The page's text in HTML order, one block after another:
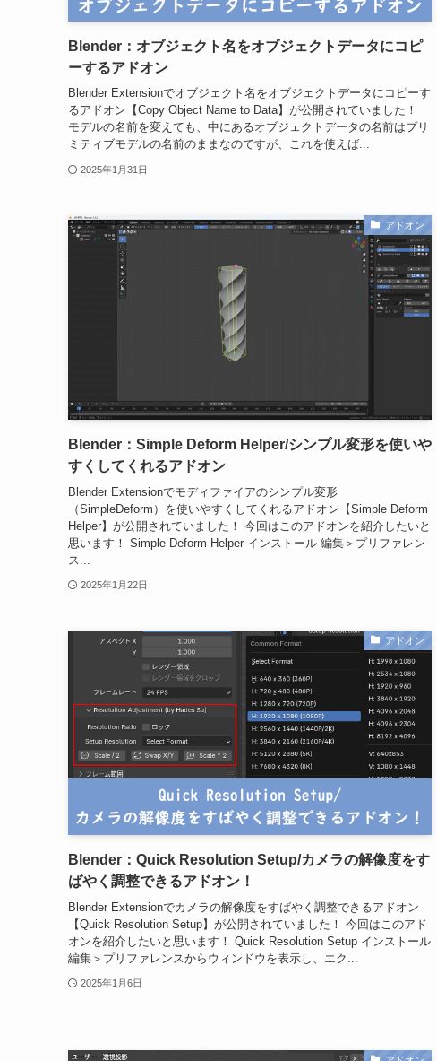
Blender：オブジェクト名をオブジェクトデータにコピ
ーするアドオン
Blender Extensionでオブジェクト名をオブジェクトデータにコピーす
るアドオン【Copy Object Name to Data】が公開されていました！
モデルの名前を変えても、中にあるオブジェクトデータの名前はプリ
ミティブモデルの名前のままなのですが、これを使えば...
2025年1月31日
アドオン
Blender：Simple Deform Helper/シンプル変形を使いや
すくしてくれるアドオン
Blender Extensionでモディファイアのシンプル変形
（SimpleDeform）を使いやすくしてくれるアドオン【Simple Deform
Helper】が公開されていました！ 今回はこのアドオンを紹介したいと
思います！ Simple Deform Helper インストール 編集＞プリファレン
ス...
2025年1月22日
アドオン
Blender：Quick Resolution Setup/カメラの解像度をす
ばやく調整できるアドオン！
Blender Extensionでカメラの解像度をすばやく調整できるアドオン
【Quick Resolution Setup】が公開されていました！ 今回はこのアド
オンを紹介したいと思います！ Quick Resolution Setup インストール
編集＞プリファレンスからウィンドウを表示し、エク...
2025年1月6日